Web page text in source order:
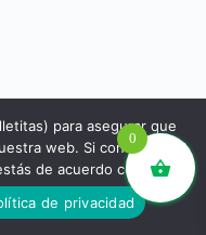
el mundo 💚 |
de Privacidad
0
para asegurar que
web. Si continúas
de acuerdo con ello.
de privacidad